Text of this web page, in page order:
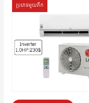
ប្រភេទមួយតឹក